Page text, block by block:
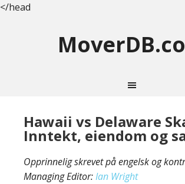
</head
Hawaii vs Delaware
Inntekt, eiendom og
Opprinnelig skrevet på engelsk og
Managing Editor:Ian Wright